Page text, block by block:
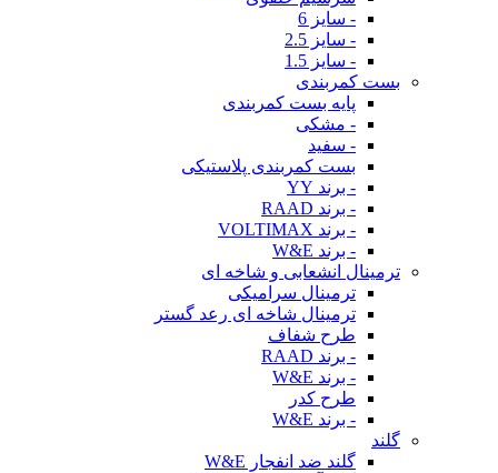
- سایز 6
- سایز 2.5
- سایز 1.5
بست کمربندی
پایه بست کمربندی
- مشکی
- سفید
بست کمربندی پلاستیکی
- برند YY
- برند RAAD
- برند VOLTIMAX
- برند W&E
ترمینال انشعابی و شاخه ای
ترمینال سرامیکی
ترمینال شاخه ای رعد گستر
طرح شفاف
- برند RAAD
- برند W&E
طرح کدر
- برند W&E
گلند
گلند ضد انفجار W&E